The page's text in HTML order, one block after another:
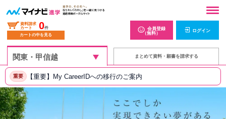
資料請求
カート
0件
カートの中を見る
会員登録
（無料）
ログイン
まとめて資料・願書を請求する
重要 【重要】My CareerIDへの移行のご案内